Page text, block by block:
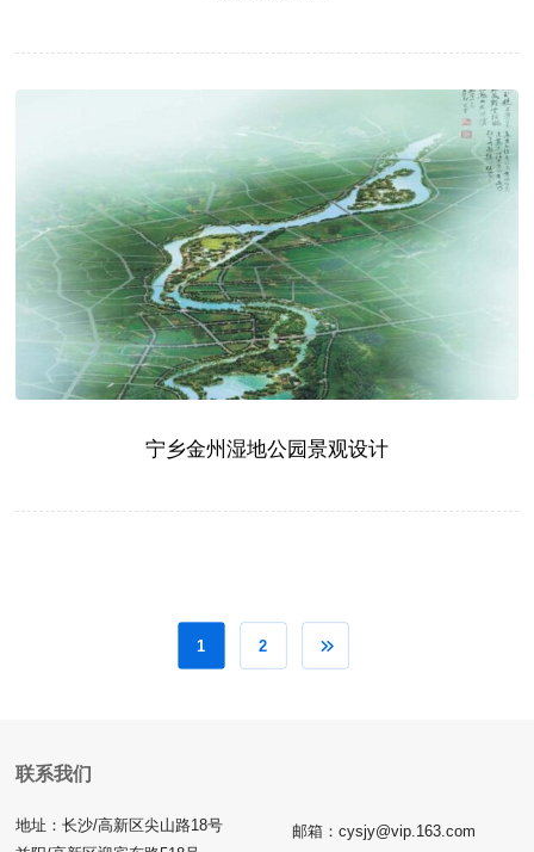
宁乡金州湿地公园景观设计
1 2
联系我们
地址：长沙/高新区尖山路18号
邮箱：cysjy@vip.163.com